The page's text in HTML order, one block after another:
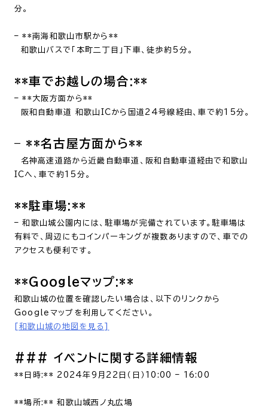
分。
– **南海和歌山市駅から**
和歌山バスで「本町二丁目」下車、徒歩約5分。
**車でお越しの場合:**
– **大阪方面から**
阪和自動車道 和歌山ICから国道24号線経由、車で約15分。
– **名古屋方面から**
名神高速道路から近畿自動車道、阪和自動車道経由で和歌山
ICへ、車で約15分。
**駐車場:**
– 和歌山城公園内には、駐車場が完備されています。駐車場は
有料で、周辺にもコインパーキングが複数ありますので、車での
アクセスも便利です。
**Googleマップ:**
和歌山城の位置を確認したい場合は、以下のリンクから
Googleマップを利用してください。
[和歌山城の地図を見る]
### イベントに関する詳細情報
**日時:** 2024年9月22日（日）10:00 – 16:00
**場所:** 和歌山城西ノ丸広場